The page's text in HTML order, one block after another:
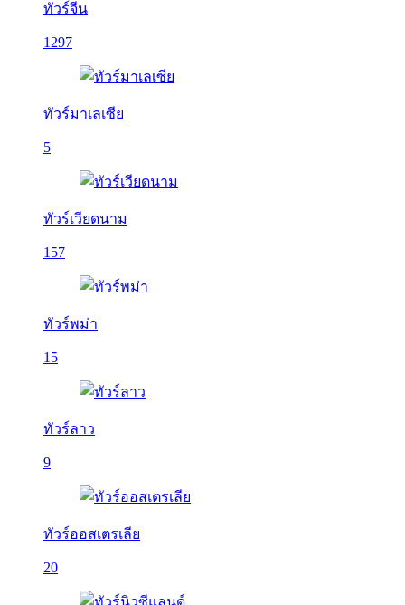
ทัวร์จีน
1297
ทัวร์มาเลเซีย
5
ทัวร์เวียดนาม
157
ทัวร์พม่า
15
ทัวร์ลาว
9
ทัวร์ออสเตรเลีย
20